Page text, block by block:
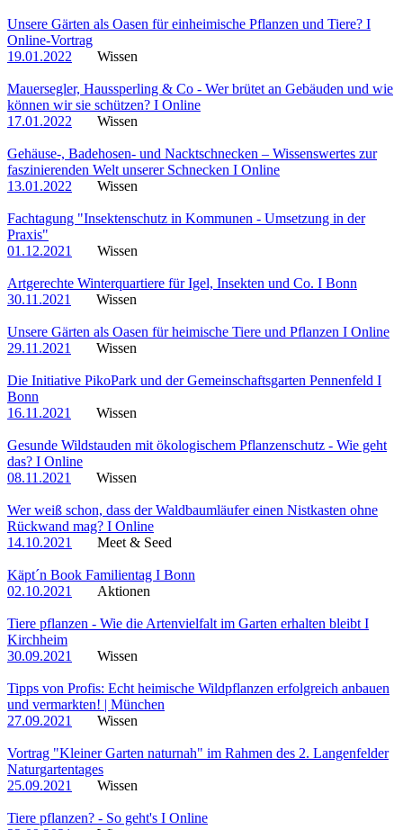
Unsere Gärten als Oasen für einheimische Pflanzen und Tiere? I
Online-Vortrag
19.01.2022
Wissen
Mauersegler, Haussperling & Co - Wer brütet an Gebäuden und wie
können wir sie schützen? I Online
17.01.2022
Wissen
Gehäuse-, Badehosen- und Nacktschnecken – Wissenswertes zur
faszinierenden Welt unserer Schnecken I Online
13.01.2022
Wissen
Fachtagung "Insektenschutz in Kommunen - Umsetzung in der
Praxis"
01.12.2021
Wissen
Artgerechte Winterquartiere für Igel, Insekten und Co. I Bonn
30.11.2021
Wissen
Unsere Gärten als Oasen für heimische Tiere und Pflanzen I Online
29.11.2021
Wissen
Die Initiative PikoPark und der Gemeinschaftsgarten Pennenfeld I
Bonn
16.11.2021
Wissen
Gesunde Wildstauden mit ökologischem Pflanzenschutz - Wie geht
das? I Online
08.11.2021
Wissen
Wer weiß schon, dass der Waldbaumläufer einen Nistkasten ohne
Rückwand mag? I Online
14.10.2021
Meet & Seed
Käpt´n Book Familientag I Bonn
02.10.2021
Aktionen
Tiere pflanzen - Wie die Artenvielfalt im Garten erhalten bleibt I
Kirchheim
30.09.2021
Wissen
Tipps von Profis: Echt heimische Wildpflanzen erfolgreich anbauen
und vermarkten! | München
27.09.2021
Wissen
Vortrag "Kleiner Garten naturnah" im Rahmen des 2. Langenfelder
Naturgartentages
25.09.2021
Wissen
Tiere pflanzen? - So geht's I Online